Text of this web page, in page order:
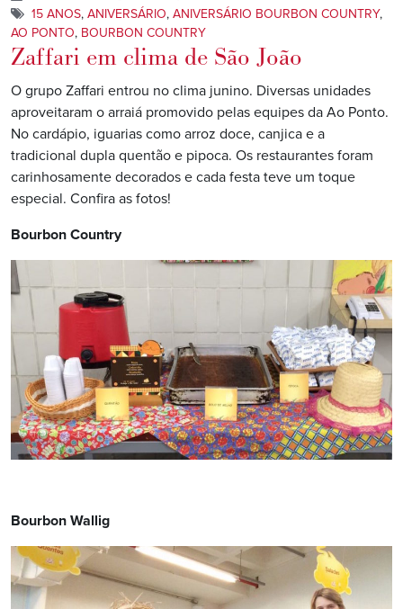
15 ANOS, ANIVERSÁRIO, ANIVERSÁRIO BOURBON COUNTRY,
AO PONTO, BOURBON COUNTRY
Zaffari em clima de São João
O grupo Zaffari entrou no clima junino. Diversas unidades
aproveitaram o arraiá promovido pelas equipes da Ao Ponto.
No cardápio, iguarias como arroz doce, canjica e a
tradicional dupla quentão e pipoca. Os restaurantes foram
carinhosamente decorados e cada festa teve um toque
especial. Confira as fotos!
Bourbon Country
Bourbon Wallig